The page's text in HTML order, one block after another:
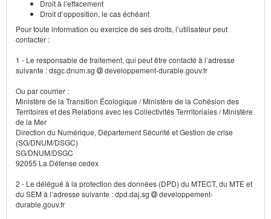
Droit à l’effacement
Droit d’opposition, le cas échéant
Pour toute information ou exercice de ses droits, l’utilisateur peut
contacter :
1 - Le responsable de traitement, qui peut être contacté à l’adresse
suivante : dsgc.dnum.sg
developpement-durable.gouv.fr
Ou par courrier :
Ministère de la Transition Écologique / Ministère de la Cohésion des
Territoires et des Relations avec les Collectivités Terrritoriales / Ministère
de la Mer
Direction du Numérique, Département Sécurité et Gestion de crise
(SG/DNUM/DSGC)
SG/DNUM/DSGC
92055 La Défense cedex
2 - Le délégué à la protection des données (DPD) du MTECT, du MTE et
du SEM à l’adresse suivante : dpd.daj.sg
developpement-
durable.gouv.fr